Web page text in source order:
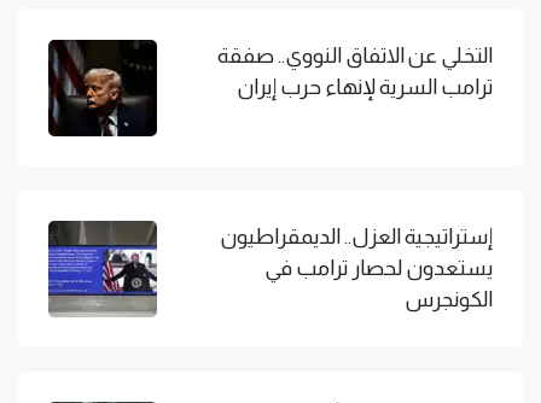
التخلي عن الاتفاق النووي.. صفقة
ترامب السرية لإنهاء حرب إيران
إستراتيجية العزل.. الديمقراطيون
يستعدون لحصار ترامب في
الكونجرس